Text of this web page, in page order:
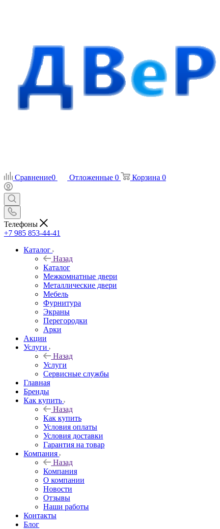
Сравнение0 Отложенные 0 Корзина 0
Телефоны
+7 985 853-44-41
Каталог
Назад
Каталог
Межкомнатные двери
Металлические двери
Мебель
Фурнитура
Экраны
Перегородки
Арки
Акции
Услуги
Назад
Услуги
Сервисные службы
Главная
Бренды
Как купить
Назад
Как купить
Условия оплаты
Условия доставки
Гарантия на товар
Компания
Назад
Компания
О компании
Новости
Отзывы
Наши работы
Контакты
Блог